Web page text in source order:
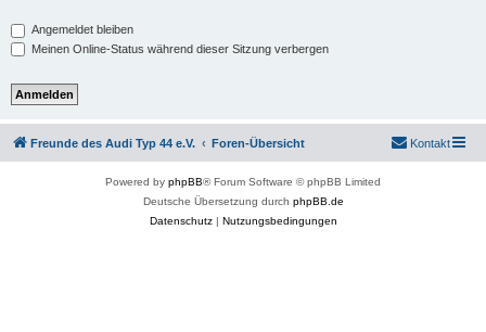
Angemeldet bleiben
Meinen Online-Status während dieser Sitzung verbergen
Freunde des Audi Typ 44 e.V. Foren-Übersicht Kontakt
Powered by phpBB® Forum Software © phpBB Limited
Deutsche Übersetzung durch phpBB.de
Datenschutz| Nutzungsbedingungen